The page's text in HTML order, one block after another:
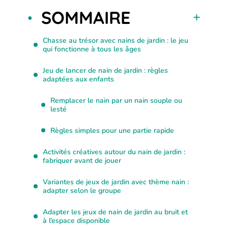
SOMMAIRE
Chasse au trésor avec nains de jardin : le jeu
qui fonctionne à tous les âges
Jeu de lancer de nain de jardin : règles
adaptées aux enfants
Remplacer le nain par un nain souple ou
lesté
Règles simples pour une partie rapide
Activités créatives autour du nain de jardin :
fabriquer avant de jouer
Variantes de jeux de jardin avec thème nain :
adapter selon le groupe
Adapter les jeux de nain de jardin au bruit et
à l’espace disponible